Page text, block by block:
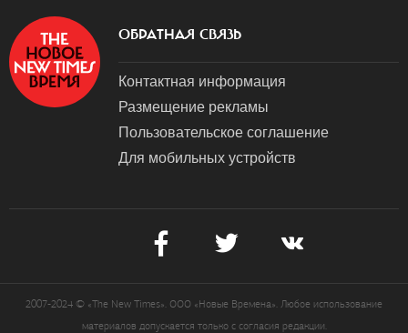
ОБРАТНАЯ СВЯЗЬ
Контактная информация
Размещение рекламы
Пользовательское соглашение
Для мобильных устройств
2007-2024 © «The New Times». ООО «Новые Времена». Любое использование
материалов допускается только с согласия редакции.